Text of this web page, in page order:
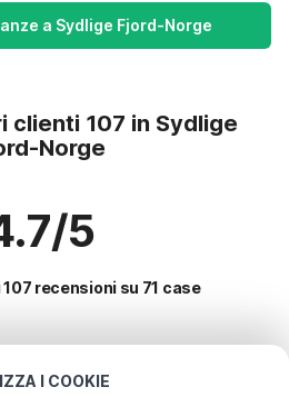
I COOKIE
a Sydlige Fjord-Norge
clienti 107 in Sydlige
Norge
5
recensioni su 71 case
popolari per le